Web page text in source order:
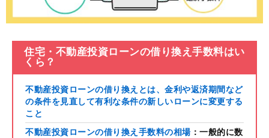
住宅・不動産投資ローンの借り換え手数料はい
くら？
不動産投資ローンの借り換えとは、金利や返済期間など
の条件を見直して有利な条件の新しいローンに変更する
こと
不動産投資ローンの借り換え手数料の相場：一般的に数